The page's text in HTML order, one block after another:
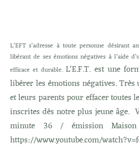
L’EFT s’adresse à toute personne désirant
libérant de ses émotions négatives à l’aide
efficace et durable.L'E.F.T. est une
libérer les émotions négatives. Très
et leurs parents pour effacer toutes
inscrites dès notre plus jeune âge.
minute 36 / émission
https://www.youtube.com/